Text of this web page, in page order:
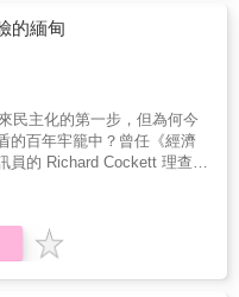
世界與古代帝國〔神話—6世
的誕生與群雄割據的東亞〔2
陸的東西兩帝國〔6—11世
與武人的崛起〔10—13世
一歐亞大陸〔12—14世紀〕
陸與海洋〔14—17世紀〕7.
歐洲〔16—18世紀〕8. 亞洲
民族解放之夢〔19—20世
戰的慘禍〔19—20世紀〕
〔20—21世紀〕
永／李承晚／金大中／朴正
輝／李小龍／第十四世達賴
亞努／沙立．他那叻／李光
仕／蘇哈托／尼溫／黎筍／
拉巴尼／印度斯坦／何梅尼
／石坂泰三／野坂參三／宮
丸山真男／水木茂／知里幸
野茂／太田昌秀叢書特色：•
到西亞，涵蓋整個亞洲的歷
匯聚現代亞洲史研究權威，打
析。歷史不僅僅是故事，而
照。開啟您對亞洲文明的全
的視角，也是時候試圖擺脫
的歐洲史觀、跳脫各國中心
家的歷史擴展為更為完整、
。。「只沉醉在本國的榮光
自我省察和自我虐待的人們
嗓門，高舉著冠冕堂皇的旗
過是二十一世紀的唐吉軻德
們也能逐漸接近這個能夠相
史。」
璋【國立政治大學GCIT兼任
】、林建甫【國立台灣大學
、張鐵志【出版人】、陳佩
大學東南亞學系終身特聘教
心主任】、蕭新煌【台灣亞
事長】 《變臉的緬甸》不
政治的書，更是一部帶領讀
運轉折的時代紀實。作者理
耕東南亞議題，透過訪談、
同於多數僅聚焦於軍政府、
姬個人形象的書寫，《變臉
民族、宗教、殖民歷史與經
的緬甸
民主化的第一步，但為何今
的百年牢籠中？曾任《經濟
員的 Richard Cockett 理查．
源。 ◎ 獨立記者張翠容專文
者比爾．海頓好評推薦◎ 亞
評價◎ 媒體人、學者、文化工